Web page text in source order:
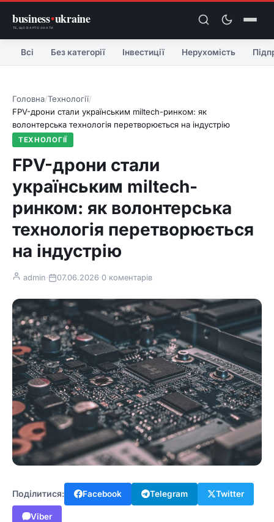
business•ukraine
ТЕ, ЩО ВАРТО ЗНАТИ
Всі Без категорії Інвестиції Нерухомість
Головна/Технології/
FPV-дрони стали українським miltech-ринком: як
волонтерська технологія перетворюється на індустрію
ТЕХНОЛОГІЇ
FPV-дрони стали
українським miltech-
ринком: як волонтерська
технологія перетворюється
на індустрію
admin· 07.06.2026·0 коментарів
Поділитися: Facebook Telegram Twitter
Viber